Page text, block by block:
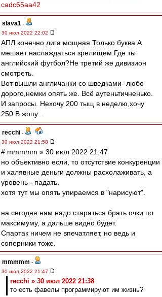
cadc65aa42
slava1 -
30 июл 2022 22:02
АПЛ конечно лига мощная.Только буква А
мешает наслаждаться зрелищем.Где ты
английский футбол?Не третий же дивизион
смотреть.
Вот вышли англичанки со шведками- любо
дорого,немки опять же. Всё аутеньтичненько.
И запросы. Нехочу 200 тыщ в неделю,хочу
250.В жопу .
recchi -
30 июл 2022 21:58
# mmmmm » 30 июл 2022 21:47
но объективно если, то отсутствие конкуренции
и халявные деньги должны расхолаживать, а
уровень - падать.
хотя тут мы опять упираемся в "нарисуют".
на сегодня нам надо стараться брать очки по
максимуму, а дальше видно будет.
Спартак ничем не впечатляет, но ведь и
соперники тоже.
mmmmm -
30 июл 2022 21:47
recchi » 30 июл 2022 21:38
то есть фавелы программируют им жизнь?